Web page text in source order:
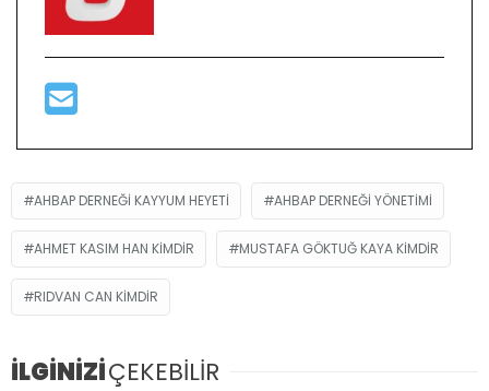
AHBAP DERNEĞI KAYYUM HEYETI AHBAP DERNEĞI YÖNETIMI
AHMET KASIM HAN KIMDIR MUSTAFA GÖKTUĞ KAYA KIMDIR
RIDVAN CAN KIMDIR
İLGİNİZİÇEKEBİLİR